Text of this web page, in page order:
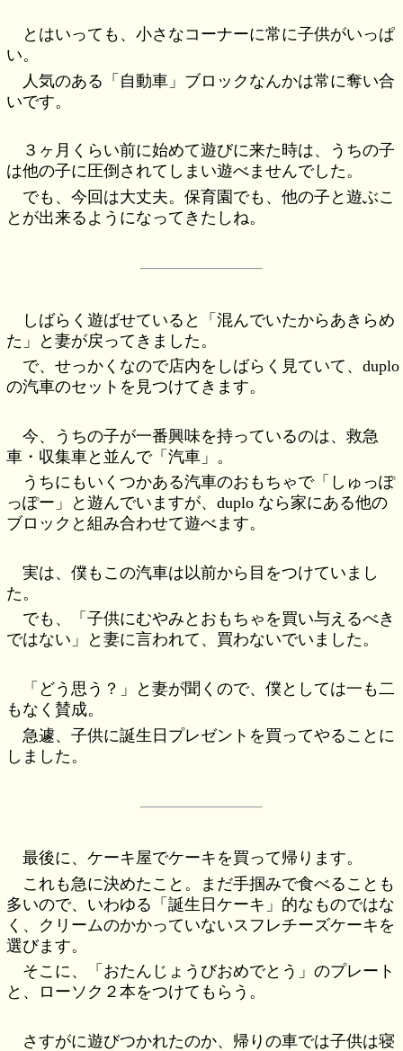
とはいっても、小さなコーナーに常に子供がいっぱ
い。
人気のある「自動車」ブロックなんかは常に奪い合
いです。
３ヶ月くらい前に始めて遊びに来た時は、うちの子
は他の子に圧倒されてしまい遊べませんでした。
でも、今回は大丈夫。保育園でも、他の子と遊ぶこ
とが出来るようになってきたしね。
しばらく遊ばせていると「混んでいたからあきらめ
た」と妻が戻ってきました。
で、せっかくなので店内をしばらく見ていて、duplo
の汽車のセットを見つけてきます。
今、うちの子が一番興味を持っているのは、救急
車・収集車と並んで「汽車」。
うちにもいくつかある汽車のおもちゃで「しゅっぽ
っぽー」と遊んでいますが、duplo なら家にある他の
ブロックと組み合わせて遊べます。
実は、僕もこの汽車は以前から目をつけていまし
た。
でも、「子供にむやみとおもちゃを買い与えるべき
ではない」と妻に言われて、買わないでいました。
「どう思う？」と妻が聞くので、僕としては一も二
もなく賛成。
急遽、子供に誕生日プレゼントを買ってやることに
しました。
最後に、ケーキ屋でケーキを買って帰ります。
これも急に決めたこと。まだ手掴みで食べることも
多いので、いわゆる「誕生日ケーキ」的なものではな
く、クリームのかかっていないスフレチーズケーキを
選びます。
そこに、「おたんじょうびおめでとう」のプレート
と、ローソク２本をつけてもらう。
さすがに遊びつかれたのか、帰りの車では子供は寝